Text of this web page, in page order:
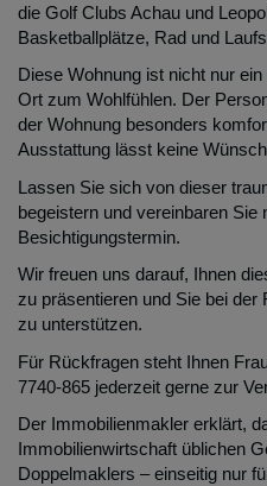
die Golf Clubs Achau und
Basketballplätze, Rad und
Diese Wohnung ist nicht nur
Ort zum Wohlfühlen. Der
der Wohnung besonders
Ausstattung lässt keine
Lassen Sie sich von dieser
begeistern und vereinbaren Sie
Besichtigungstermin.
Wir freuen uns darauf, Ihnen
zu präsentieren und Sie bei
zu unterstützen.
Für Rückfragen steht Ihnen
7740-865 jederzeit gerne zur
Der Immobilienmakler erklärt,
Immobilienwirtschaft üblichen
Doppelmaklers – einseitig nur